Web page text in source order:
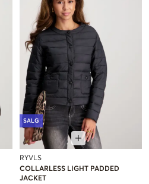
SALG
RYVLS
COLLARLESS LIGHT PADDED
JACKET